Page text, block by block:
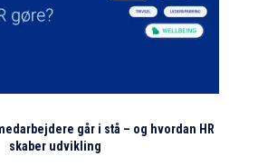
går i stå – og hvordan HR
skaber udvikling